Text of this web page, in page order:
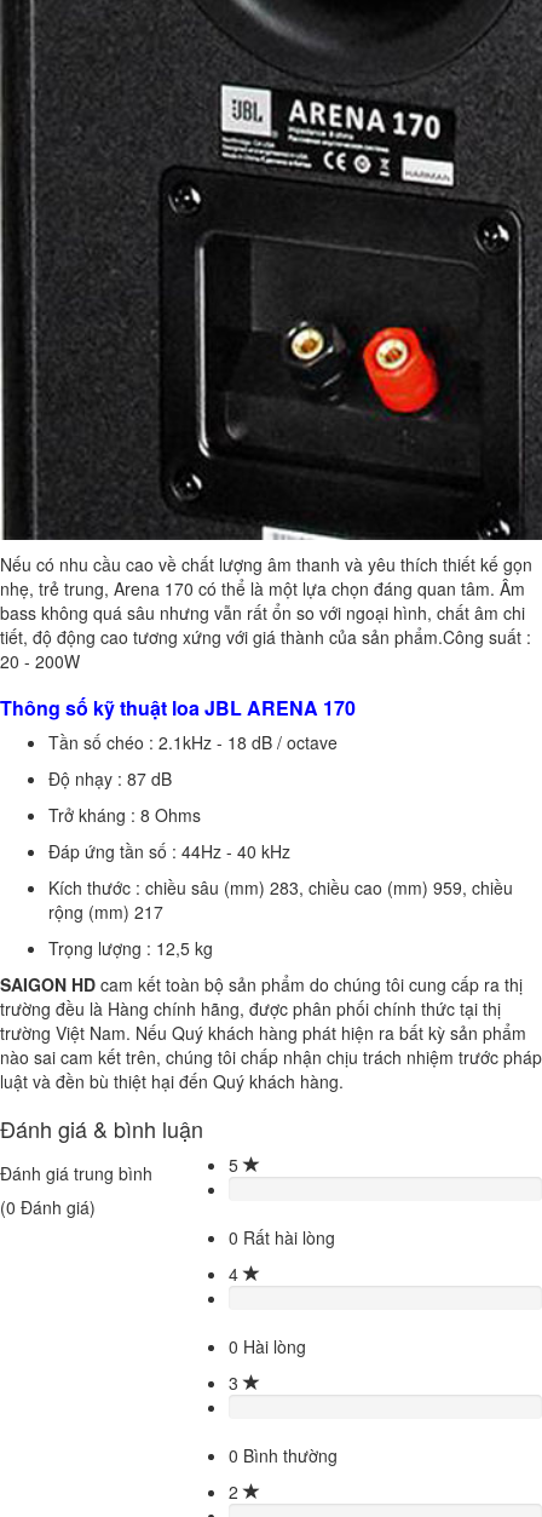
Nếu có nhu cầu cao về chất lượng âm thanh và yêu thích thiết kế gọn
nhẹ, trẻ trung, Arena 170 có thể là một lựa chọn đáng quan tâm. Âm
bass không quá sâu nhưng vẫn rất ổn so với ngoại hình, chất âm chi
tiết, độ động cao tương xứng với giá thành của sản phẩm.Công suất :
20 - 200W
Thông số kỹ thuật loa JBL ARENA 170
Tần số chéo : 2.1kHz - 18 dB / octave
Độ nhạy : 87 dB
Trở kháng : 8 Ohms
Đáp ứng tần số : 44Hz - 40 kHz
Kích thước : chiều sâu (mm) 283, chiều cao (mm) 959, chiều
rộng (mm) 217
Trọng lượng : 12,5 kg
SAIGON HD cam kết toàn bộ sản phẩm do chúng tôi cung cấp ra thị
trường đều là Hàng chính hãng, được phân phối chính thức tại thị
trường Việt Nam. Nếu Quý khách hàng phát hiện ra bất kỳ sản phẩm
nào sai cam kết trên, chúng tôi chấp nhận chịu trách nhiệm trước pháp
luật và đền bù thiệt hại đến Quý khách hàng.
Đánh giá & bình luận
Đánh giá trung bình
(0 Đánh giá)
5
0 Rất hài lòng
4
0 Hài lòng
3
0 Bình thường
2